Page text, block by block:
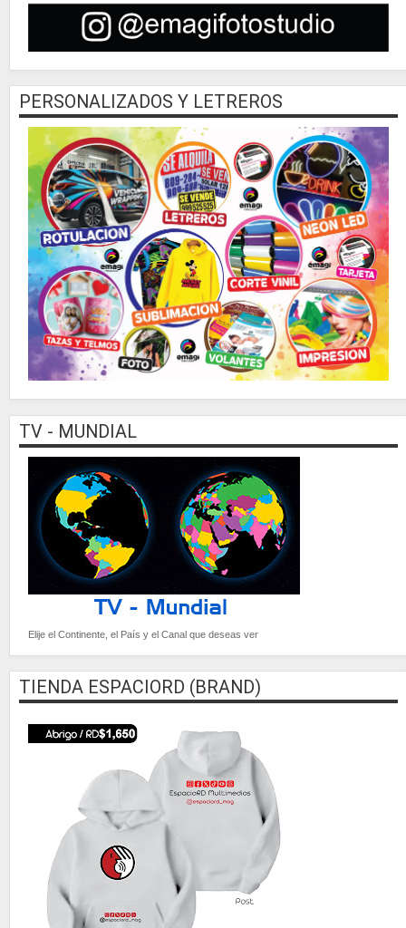
PERSONALIZADOS Y LETREROS
TV - MUNDIAL
Elije el Continente, el País y el Canal que deseas ver
TIENDA ESPACIORD (BRAND)